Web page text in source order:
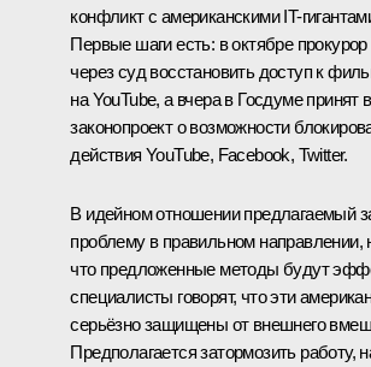
конфликт с американскими IT-
Первые шаги есть: в октябре
через суд восстановить доступ к
на YouTube, а вчера в Госдуме принят
законопроект о возможности
действия YouTube, Facebook, Twitter.
В идейном отношении предлагаемый
проблему в правильном направлении,
что предложенные методы будут
специалисты говорят, что эти
серьёзно защищены от внешнего
Предполагается затормозить работу,